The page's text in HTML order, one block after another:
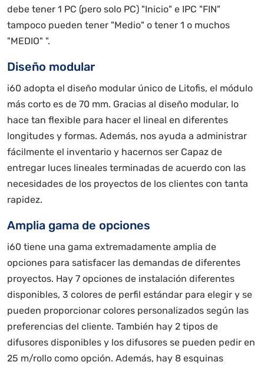
debe tener 1 PC (pero solo PC) "Inicio" e IPC "FIN"
tampoco pueden tener "Medio" o tener 1 o muchos
"MEDIO" ".
Diseño modular
i60 adopta el diseño modular único de Litofis, el módulo
más corto es de 70 mm. Gracias al diseño modular, lo
hace tan flexible para hacer el lineal en diferentes
longitudes y formas. Además, nos ayuda a administrar
fácilmente el inventario y hacernos ser Capaz de
entregar luces lineales terminadas de acuerdo con las
necesidades de los proyectos de los clientes con tanta
rapidez.
Amplia gama de opciones
i60 tiene una gama extremadamente amplia de
opciones para satisfacer las demandas de diferentes
proyectos. Hay 7 opciones de instalación diferentes
disponibles, 3 colores de perfil estándar para elegir y se
pueden proporcionar colores personalizados según las
preferencias del cliente. También hay 2 tipos de
difusores disponibles y los difusores se pueden pedir en
25 m/rollo como opción. Además, hay 8 esquinas